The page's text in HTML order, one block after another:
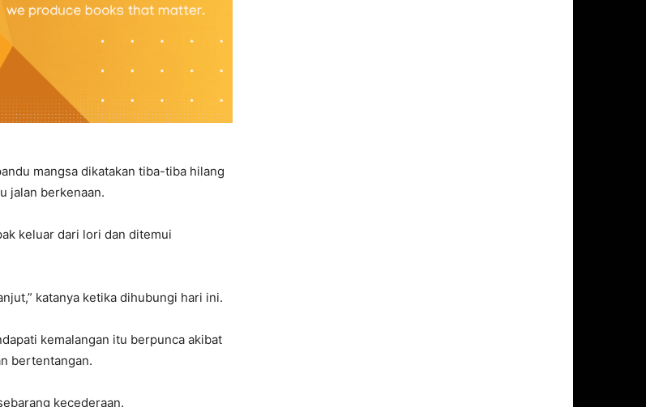
mangsa dikatakan tiba-tiba hilang
jalan berkenaan.
keluar dari lori dan ditemui
katanya ketika dihubungi hari ini.
kemalangan itu berpunca akibat
bertentangan.
kecederaan.